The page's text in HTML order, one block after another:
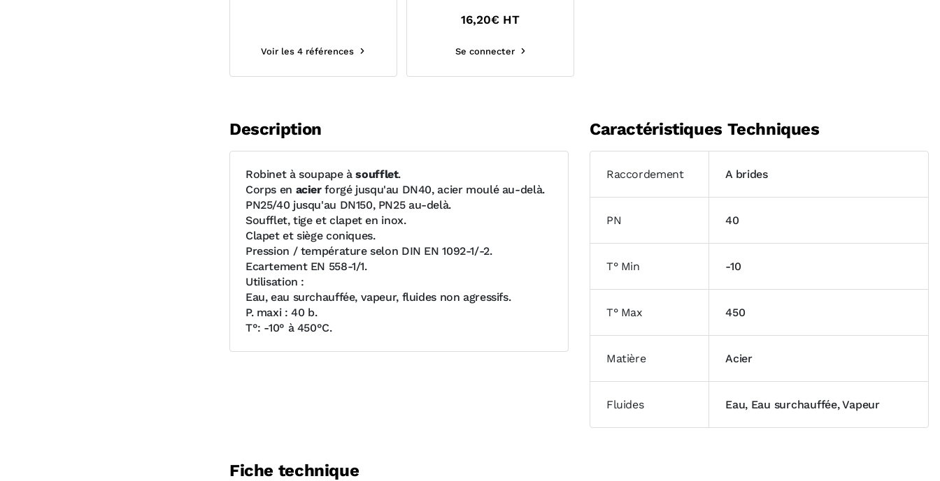
Voir les 4 références
16,20€ HT
Se connecter
Description
Robinet à soupape àsoufflet.
Corps en acierforgé jusqu'au DN40, acier moulé au-delà.
PN25/40 jusqu'au DN150, PN25 au-delà.
Soufflet, tige et clapet en inox.
Clapet et siège coniques.
Pression / température selon DIN EN 1092-1/-2.
Ecartement EN 558-1/1.
Utilisation :
Eau, eau surchauffée, vapeur, fluides non agressifs.
P. maxi : 40 b.
T°: -10° à 450°C.
Caractéristiques Techniques
Raccordement A brides
PN 40
T° Min -10
T° Max 450
Matière Acier
Fluides Eau, Eau surchauffée, Vapeur
Fiche technique